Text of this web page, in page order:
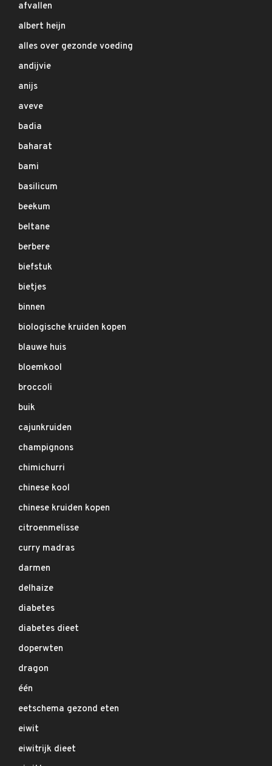
afvallen
albert heijn
alles over gezonde voeding
andijvie
anijs
aveve
badia
baharat
bami
basilicum
beekum
beltane
berbere
biefstuk
bietjes
binnen
biologische kruiden kopen
blauwe huis
bloemkool
broccoli
buik
cajunkruiden
champignons
chimichurri
chinese kool
chinese kruiden kopen
citroenmelisse
curry madras
darmen
delhaize
diabetes
diabetes dieet
doperwten
dragon
één
eetschema gezond eten
eiwit
eiwitrijk dieet